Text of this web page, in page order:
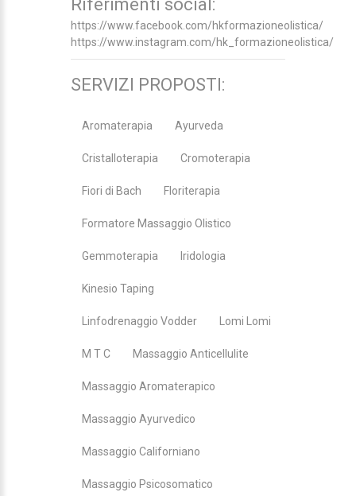
Riferimenti social:
https://www.facebook.com/hkformazioneolistica/
https://www.instagram.com/hk_formazioneolistica/
SERVIZI PROPOSTI:
Aromaterapia Ayurveda
Cristalloterapia Cromoterapia
Fiori di Bach Floriterapia
Formatore Massaggio Olistico
Gemmoterapia Iridologia
Kinesio Taping
Linfodrenaggio Vodder Lomi Lomi
M T C Massaggio Anticellulite
Massaggio Aromaterapico
Massaggio Ayurvedico
Massaggio Californiano
Massaggio Psicosomatico